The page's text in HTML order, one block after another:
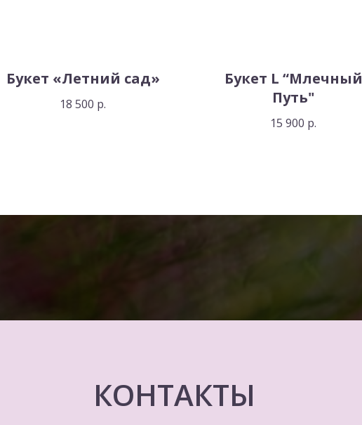
Букет «Летний сад»
18 500 р.
Букет L “Млечный
Путь"
15 900 р.
КОНТАКТЫ